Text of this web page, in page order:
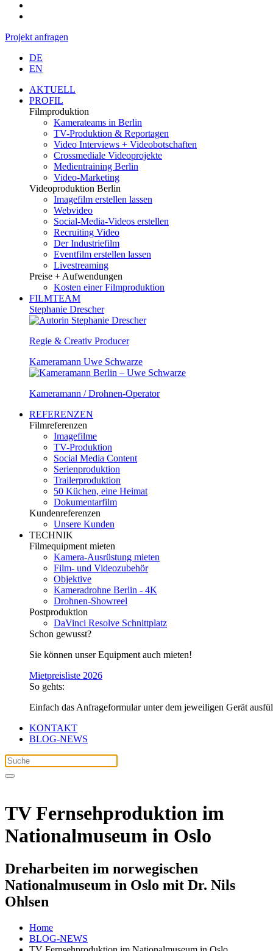
Projekt anfragen
DE
EN
AKTUELL
PROFIL
Filmproduktion
Kamerateams in Berlin
TV-Produktion & Reportagen
Video Interviews + Videobotschaften
Crossmediale Videoprojekte
Medientraining Berlin
Video-Marketing
Videoproduktion Berlin
Imagefilm erstellen lassen
Webvideo
Social-Media-Videos erstellen
Recruiting Video
Der Industriefilm
Eventfilm erstellen lassen
Livestreaming
Preise + Aufwendungen
Kosten einer Filmproduktion
FILMTEAM
Stephanie Drescher
Regie & Creativ Producer
Kameramann Uwe Schwarze
Kameramann / Drohnen-Operator
REFERENZEN
Filmreferenzen
Imagefilme
TV-Produktion
Social Media Content
Serienproduktion
Trailerproduktion
50 Küchen, eine Heimat
Dokumentarfilm
Kundenreferenzen
Unsere Kunden
TECHNIK
Filmequipment mieten
Kamera-Ausrüstung mieten
Film- und Videozubehör
Objektive
Kameradrohne Berlin - 4K
Drohnen-Showreel
Postproduktion
DaVinci Resolve Schnittplatz
Schon gewusst?
Sie können unser Equipment auch mieten!
Mietpreisliste 2026
So gehts:
Einfach das Anfrageformular unter dem jeweiligen Gerät
KONTAKT
BLOG-NEWS
TV Fernsehproduktion im
Nationalmuseum in Oslo
Dreharbeiten im norwegischen
Nationalmuseum in Oslo mit Dr. Nils
Ohlsen
Home
BLOG-NEWS